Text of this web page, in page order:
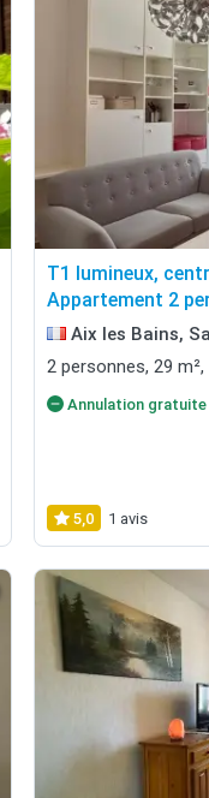
T1 lumineux,
Appartement 2
Aix les Bains,
2 personnes, 29
Annulation gratuite
5,0 1 avis